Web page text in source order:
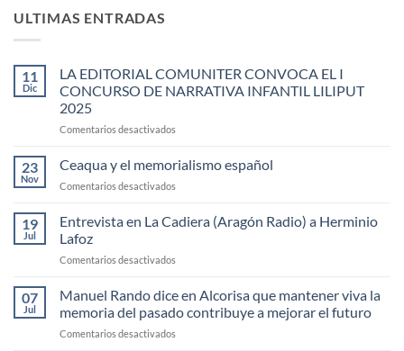
ULTIMAS ENTRADAS
11
Dic
LA EDITORIAL COMUNITER CONVOCA EL I
CONCURSO DE NARRATIVA INFANTIL LILIPUT
2025
Comentarios desactivados
EDITORIAL
COMUNITER
CONVOCA
I
NARRATIVA
LILIPUT
2025
23
Nov
Ceaqua y el memorialismo español
Comentarios desactivados
el
español
19
Jul
Entrevista en La Cadiera (Aragón Radio) a Herminio
Lafoz
Comentarios desactivados
La
Cadiera
(Aragón
07
Jul
Manuel Rando dice en Alcorisa que mantener viva la
memoria del pasado contribuye a mejorar el futuro
Comentarios desactivados